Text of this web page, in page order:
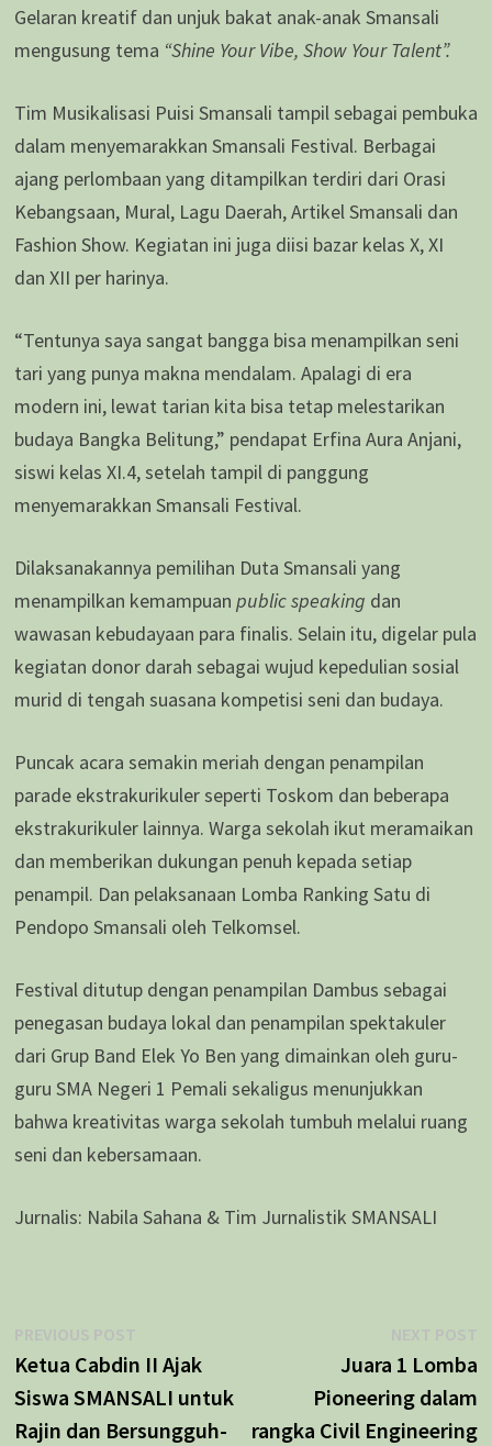
Gelaran kreatif dan unjuk bakat anak-anak Smansali
mengusung tema “Shine Your Vibe, Show Your Talent”.
Tim Musikalisasi Puisi Smansali tampil sebagai pembuka
dalam menyemarakkan Smansali Festival. Berbagai
ajang perlombaan yang ditampilkan terdiri dari Orasi
Kebangsaan, Mural, Lagu Daerah, Artikel Smansali dan
Fashion Show. Kegiatan ini juga diisi bazar kelas X, XI
dan XII per harinya.
“Tentunya saya sangat bangga bisa menampilkan seni
tari yang punya makna mendalam. Apalagi di era
modern ini, lewat tarian kita bisa tetap melestarikan
budaya Bangka Belitung,” pendapat Erfina Aura Anjani,
siswi kelas XI.4, setelah tampil di panggung
menyemarakkan Smansali Festival.
Dilaksanakannya pemilihan Duta Smansali yang
menampilkan kemampuan public speaking dan
wawasan kebudayaan para finalis. Selain itu, digelar pula
kegiatan donor darah sebagai wujud kepedulian sosial
murid di tengah suasana kompetisi seni dan budaya.
Puncak acara semakin meriah dengan penampilan
parade ekstrakurikuler seperti Toskom dan beberapa
ekstrakurikuler lainnya. Warga sekolah ikut meramaikan
dan memberikan dukungan penuh kepada setiap
penampil. Dan pelaksanaan Lomba Ranking Satu di
Pendopo Smansali oleh Telkomsel.
Festival ditutup dengan penampilan Dambus sebagai
penegasan budaya lokal dan penampilan spektakuler
dari Grup Band Elek Yo Ben yang dimainkan oleh guru-
guru SMA Negeri 1 Pemali sekaligus menunjukkan
bahwa kreativitas warga sekolah tumbuh melalui ruang
seni dan kebersamaan.
Jurnalis: Nabila Sahana & Tim Jurnalistik SMANSALI
Navigasi
pos
PREVIOUS POSTPrevious
post:
Ketua Cabdin II Ajak
Siswa SMANSALI untuk
Rajin dan Bersungguh-
NEXT POST
Juara 1 Lomba
Pioneering dalam
rangka Civil Engineering